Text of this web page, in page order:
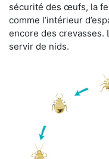
sécurité des œufs, la
comme l’intérieur
encore des crevasses.
servir de nids.